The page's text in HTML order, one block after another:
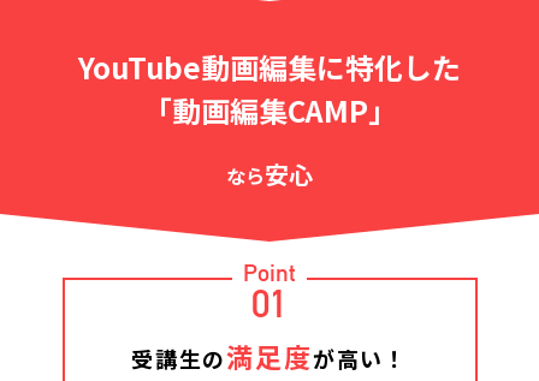
YouTube動画編集に特化した
「動画編集CAMP」
なら安心
Point
01
受講生の満足度が高い！